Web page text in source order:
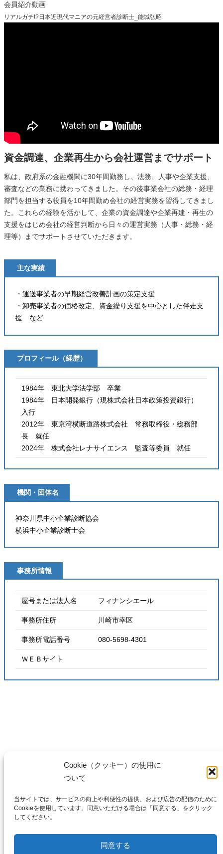
Cookie（クッキー）の使用に
ついて
当サイトでは、サービスの向上や利便性の提供、および広告の配信のために
Cookieを使用しています。同意いただける場合は「同意する」をクリック
してください。
同意する
会員紹介動画
リアルガチ!?日本近現代マニアの元経営者診断士_能城弘昭
資金調達、企業再生から会社運営までサポート
私は、政府系の金融機関に30年間勤務し、法務、人事や企業支援、
審査などの業務に携わってきました。その後事業会社の総務・経理
部門を担当する役員を10年間勤め会社の経営実務を習得してきまし
た。これらの経験を活かして、企業の資金調達や企業再建・再生の
支援をはじめ会社の経営判断から日々の運営実務（人事・総務・経
理等）までサポートさせていただきます。
主な実績
・運送事業者の早期経営改善計画の策定支援
・卸売事業者の価格改定、資金繰り支援を中心とした伴走支
援 など
プロフィール（経歴）
1984年 東北大学法学部 卒業
1984年 日本開発銀行（現株式会社日本政策投資銀行）
入行
2012年 東京湾横断道路株式会社 常務取締役・総務部
長 就任
2024年 株式会社レナサイエンス 監査等委員 就任
機関・団体名
神奈川県中小企業診断協会
横浜中小企業診断士会
事務所情報
屋号または法人名 フィナンシエール
事務所住所 川崎市幸区
事務所電話番号 080-5698-4301
ＷＥＢサイト
TEL : 045-642-7006